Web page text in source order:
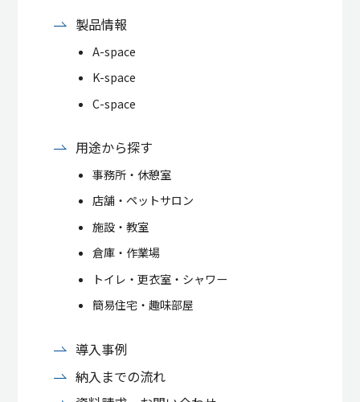
製品情報
A-space
K-space
C-space
用途から探す
事務所・休憩室
店舗・ペットサロン
施設・教室
倉庫・作業場
トイレ・更衣室・シャワー
簡易住宅・趣味部屋
導入事例
納入までの流れ